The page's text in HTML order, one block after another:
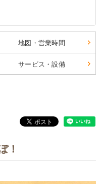
地図・営業時間
サービス・設備
！